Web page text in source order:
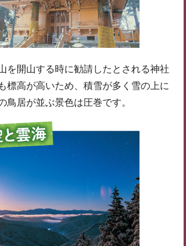
を開山する時に勧請したとされる神社
標高が高いため、積雪が多く雪の上に
鳥居が並ぶ景色は圧巻です。